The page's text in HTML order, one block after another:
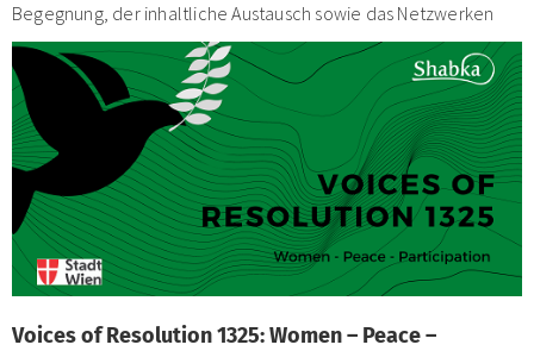
Begegnung, der inhaltliche Austausch sowie das Netzwerken
Voices of Resolution 1325: Women – Peace –